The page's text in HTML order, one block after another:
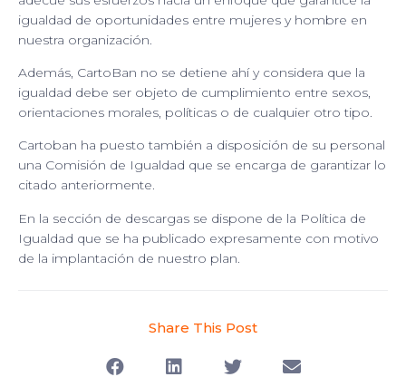
igualdad de oportunidades entre mujeres y hombre en
nuestra organización.
Además, CartoBan no se detiene ahí y considera que la
igualdad debe ser objeto de cumplimiento entre sexos,
orientaciones morales, políticas o de cualquier otro tipo.
Cartoban ha puesto también a disposición de su personal
una Comisión de Igualdad que se encarga de garantizar lo
citado anteriormente.
En la sección de descargas se dispone de la Política de
Igualdad que se ha publicado expresamente con motivo
de la implantación de nuestro plan.
Share This Post